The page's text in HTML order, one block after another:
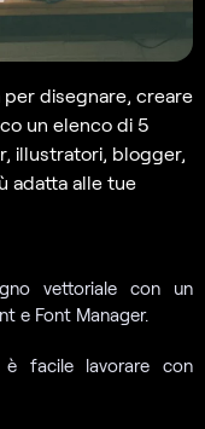
per disegnare, creare
un elenco di 5
illustratori, blogger,
adatta alle tue
vettoriale con un
e Font Manager.
facile lavorare con